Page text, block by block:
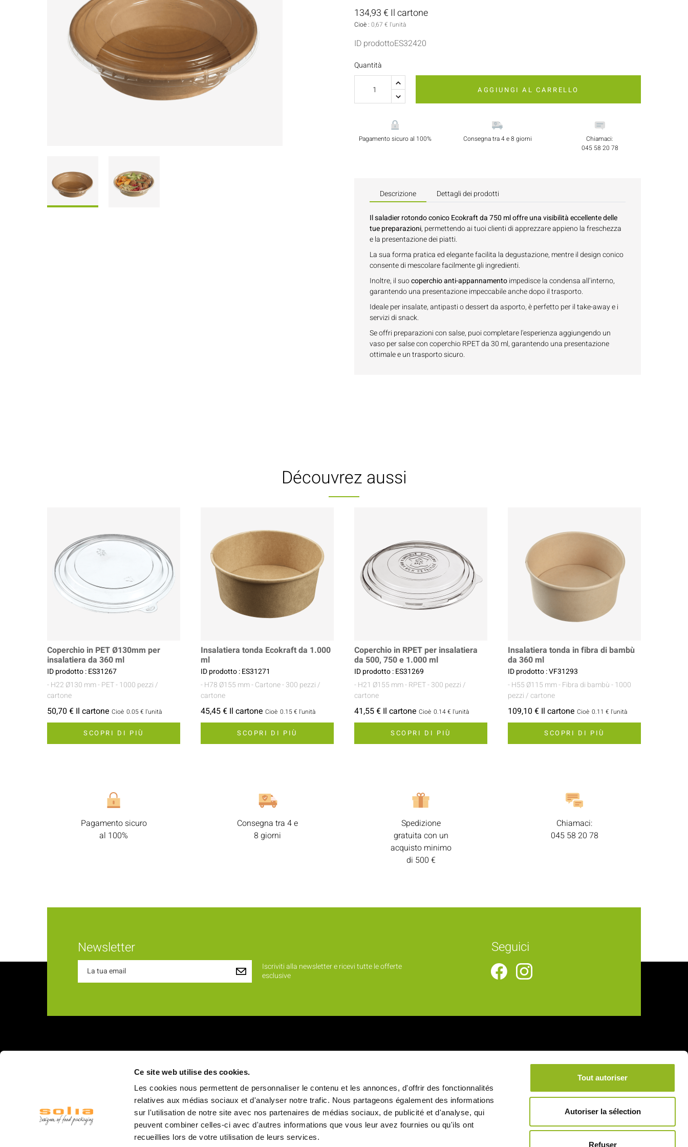
Ce site web utilise des cookies.
Les cookies nous permettent de personnaliser le contenu et les annonces, d'offrir des fonctionnalités
relatives aux médias sociaux et d'analyser notre trafic. Nous partageons également des informations
sur l'utilisation de notre site avec nos partenaires de médias sociaux, de publicité et d'analyse, qui
peuvent combiner celles-ci avec d'autres informations que vous leur avez fournies ou qu'ils ont
recueillies lors de votre utilisation de leurs services.
Tout autoriser
Autoriser la sélection
Refuser
Scatole Da Condividere
Tovaglioli
Flaconi E Bottiglie
134,93 € Il cartone
Cioè : 0,67 € l'unità
ID prodottoES32420
Quantità
AGGIUNGI AL CARRELLO
Pagamento sicuro al 100% Consegna tra 4 e 8 giorni
Chiamaci:
045 58 20 78
Descrizione Dettagli dei prodotti
Il saladier rotondo conico Ecokraft da 750 ml offre una visibilità eccellente delle
tue preparazioni, permettendo ai tuoi clienti di apprezzare appieno la freschezza
e la presentazione dei piatti.
La sua forma pratica ed elegante facilita la degustazione, mentre il design conico
consente di mescolare facilmente gli ingredienti.
Inoltre, il suocoperchio anti-appannamentoimpedisce la condensa all’interno,
garantendo una presentazione impeccabile anche dopo il trasporto.
Ideale per insalate, antipasti o dessert da asporto, è perfetto per il take-away e i
servizi di snack.
Se offri preparazioni con salse, puoi completare l'esperienza aggiungendo un
vaso per salse con coperchio RPET da 30 ml, garantendo una presentazione
ottimale e un trasporto sicuro.
Découvrez aussi
Coperchio in PET Ø130mm per
insalatiera da 360 ml
ID prodotto : ES31267
- H22 Ø130 mm- PET- 1000 pezzi /
cartone
50,70 € Il cartone Cioè 0.05 € l'unità
SCOPRI DI PIÙ
Insalatiera tonda Ecokraft da 1.000
ml
ID prodotto : ES31271
- H78 Ø155 mm- Cartone- 300 pezzi /
cartone
45,45 € Il cartone Cioè 0.15 € l'unità
SCOPRI DI PIÙ
Coperchio in RPET per insalatiera
da 500, 750 e 1.000 ml
ID prodotto : ES31269
- H21 Ø155 mm- RPET- 300 pezzi /
cartone
41,55 € Il cartone Cioè 0.14 € l'unità
SCOPRI DI PIÙ
Insalatiera tonda in fibra di bambù
da 360 ml
ID prodotto : VF31293
- H55 Ø115 mm- Fibra di bambù- 1000
pezzi / cartone
109,10 € Il cartone Cioè 0.11 € l'unità
SCOPRI DI PIÙ
Pagamento sicuro
al 100%
Consegna tra 4 e
8 giorni
Spedizione
gratuita con un
acquisto minimo
di 500 €
Chiamaci:
045 58 20 78
Newsletter
Iscriviti alla newsletter e ricevi tutte le offerte
esclusive
Seguici
La nostra identità
I nostri valori
Struttura
Il personale
Novità
Rinfreschi e buffet
Vassoi pasto
Collegamenti utili
Note legali
Condizioni generali di vendita
Pagamento sicuro